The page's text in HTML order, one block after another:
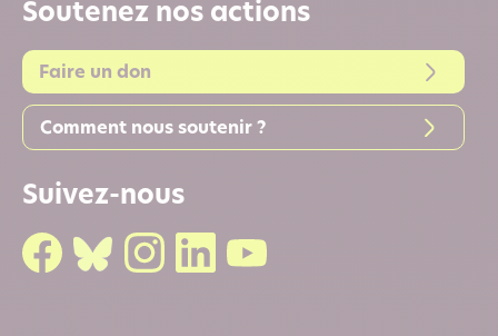
Soutenez nos actions
Faire un don
Comment nous soutenir ?
Suivez-nous